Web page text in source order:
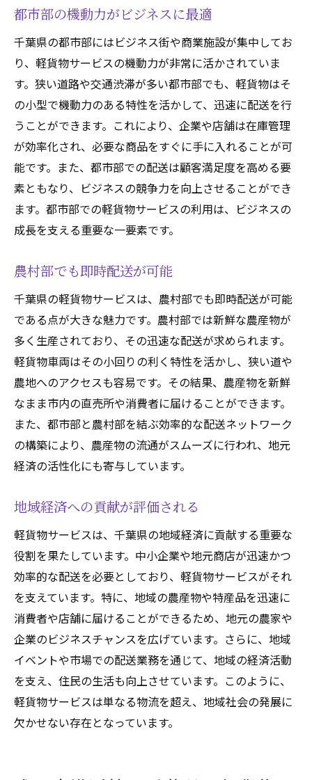
収穫から配送までのスピード
千葉県の軽貨物サービスが地域経済に与える影
響
地元企業の成長を支援
雇用創出の要因となる
観光業との相乗効果
物流コストの削減による利益増
商業活動の活性化
地域のブランド価値向上
軽貨物でビジネス成功！千葉県が選ばれる理由
を徹底解説
地理的な優位性と市場の魅力
多様な配送ニーズに対応
地域特性を活かしたビジネス戦略
成功事例から学ぶポイント
今後の展望と未来の可能性
都市部の機動力がビジネスに最適
千葉県の都市部にはビジネス街や商業施設が集中してお
り、軽貨物サービスの機動力が非常に活かされていま
す。狭い道路や交通渋滞が多い都市部でも、軽貨物はそ
の小型で機動力のある特性を活かして、迅速に配送を行
うことができます。これにより、企業や店舗は在庫管理
が効率化され、必要な商品をすぐに手に入れることが可
能です。また、都市部での配送は顧客満足度を高める要
素ともなり、ビジネスの競争力を向上させることができ
ます。都市部での軽貨物サービスの利用は、ビジネスの
成長を支える重要な一要素です。
農村部でも即時配送が可能
千葉県の軽貨物サービスは、農村部でも即時配送が可能
である点が大きな魅力です。農村部では新鮮な農産物が
多く生産されており、その迅速な配送が求められます。
軽貨物車両はその小回りの利く特性を活かし、狭い道や
農地へのアクセスも容易です。その結果、農産物を新鮮
なまま市内の直売所や消費者に届けることができます。
また、都市部と農村部を結ぶ効率的な配送ネットワーク
の構築により、農産物の流通がスムーズに行われ、地元
経済の活性化にも寄与しています。
地域経済への貢献が評価される
軽貨物サービスは、千葉県の地域経済に貢献する重要な
役割を果たしています。中小企業や地元商店が迅速かつ
効率的な配送を必要としており、軽貨物サービスがそれ
を支えています。特に、地域の農産物や特産品を迅速に
消費者や店舗に届けることができるため、地元の農家や
企業のビジネスチャンスを広げています。さらに、地域
イベントや市場での配送業務を通じて、地域の経済活動
を支え、住民の生活も向上させています。このように、
軽貨物サービスは単なる物流を超え、地域社会の発展に
欠かせない存在となっています。